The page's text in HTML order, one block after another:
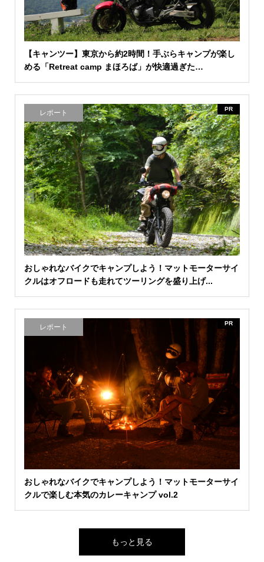
【キャンツー】東京から約2時間！手ぶらキャンプが楽し
める「Retreat camp まほろば」が快適過ぎた…
レポート PR
おしゃれなバイクでキャンプしよう！マットモーターサイ
クルはオフロードも走れてツーリングを盛り上げ...
レポート PR
おしゃれなバイクでキャンプしよう！マットモーターサイ
クルで楽しむ本気のカレーキャンプ vol.2
もっと見る